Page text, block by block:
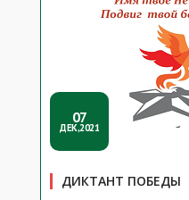
07
ДЕК,2021
ДИКТАНТ ПОБЕДЫ